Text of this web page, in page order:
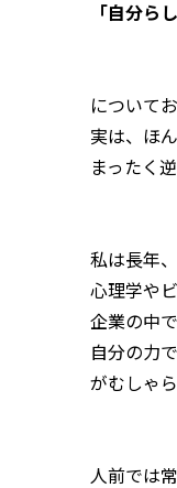
「自分ら
について
実は、ほ
まったく
私は長年
心理学や
企業の中
自分の力
がむしゃ
人前では